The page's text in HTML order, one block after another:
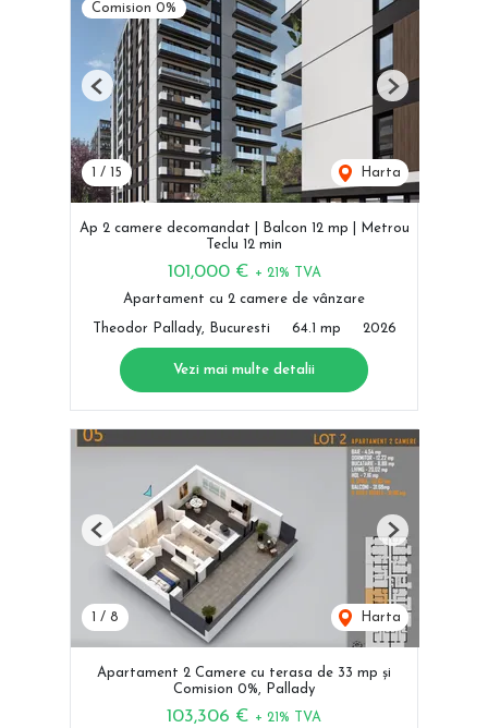
Comision 0%
/ 15 Harta
Previous Next
Ap 2 camere decomandat | Balcon 12 mp | Metrou
Teclu 12 min
101,000 € + 21% TVA
Apartament cu 2 camere de vânzare
Theodor Pallady, Bucuresti 64.1 mp 2026
Vezi mai multe detalii
1 / 8 Harta
Previous Next
Apartament 2 Camere cu terasa de 33 mp și
Comision 0%, Pallady
103,306 € + 21% TVA